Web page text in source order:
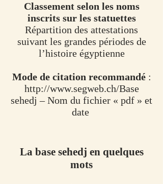
Classement selon les noms
inscrits sur les statuettes
Répartition des attestations
suivant les grandes périodes de
l’histoire égyptienne
Mode de citation recommandé :
http://www.segweb.ch/Base
sehedj – Nom du fichier « pdf » et
date
La base sehedj en quelques
mots